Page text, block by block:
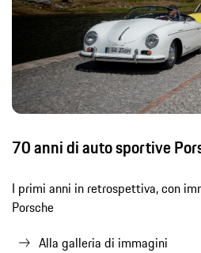
70 anni di auto sportive
I primi anni in retrospettiva, con
Porsche
Alla galleria di immagini